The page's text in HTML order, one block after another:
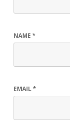
NAME *
EMAIL*